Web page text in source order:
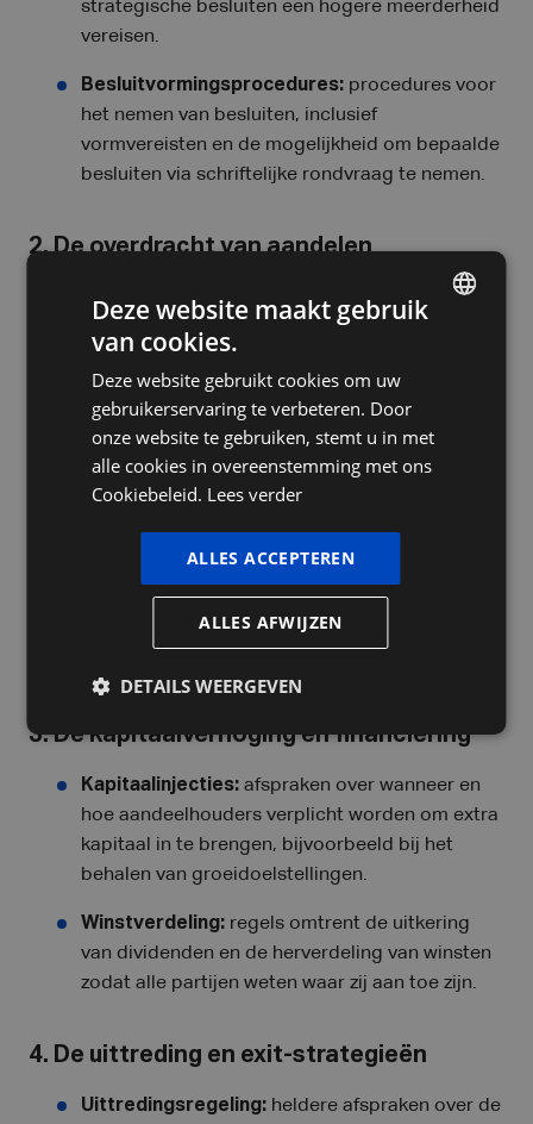
strategische besluiten een hogere meerderheid
vereisen.
Besluitvormingsprocedures: procedures voor
het nemen van besluiten, inclusief
vormvereisten en de mogelijkheid om bepaalde
besluiten via schriftelijke rondvraag te nemen.
2. De overdracht van aandelen
Verkoopbeperkingen:
om te voorkomen dat
een externe partij plotseling een invloedrijke
positie inneemt, worden vaak beperkingen
opgelegd aan de overdracht van aandelen.
Voorkeursrecht:bestaande aandeelhouders
krijgen de mogelijkheid om aandelen eerst over
te nemen voordat deze aan een derde worden
de raad van bestuur of de
aandeelhoudersvergadering akkoord gaan met
3. De kapitaalverhoging en financiering
Kapitaalinjecties: afspraken over wanneer en
hoe aandeelhouders verplicht worden om extra
kapitaal in te brengen, bijvoorbeeld bij het
behalen van groeidoelstellingen.
Winstverdeling: regels omtrent de uitkering
van dividenden en de herverdeling van winsten
zodat alle partijen weten waar zij aan toe zijn.
4. De uittreding en exit-strategieën
Uittredingsregeling: heldere afspraken over de
Deze website maakt gebruik
van cookies.
Deze website gebruikt cookies om uw
gebruikerservaring te verbeteren. Door
onze website te gebruiken, stemt u in met
alle cookies in overeenstemming met ons
Cookiebeleid. Lees verder
ALLES ACCEPTEREN
ALLES AFWIJZEN
DETAILS WEERGEVEN